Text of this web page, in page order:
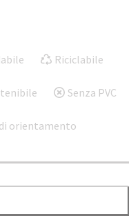
Riciclabile
Senza PVC
orientamento